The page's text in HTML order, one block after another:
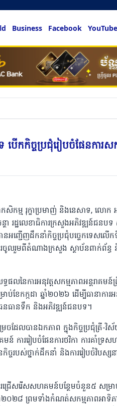
Business Facebook YouTube
កកិច្ចប្រជុំរៀបចំផែនការស
ម្ម រុក្ខាប្រមាញ់ និងនេសាទ, លោក អ
ឋលេខាធិការក្រសួងអភិវឌ្ឍន៍ជនបទ ស
អញ្ជើញដឹកនាំកិច្ចប្រជុំបច្ចេកទេសលើ
រួមពីតំណាងក្រសួង ស្ថាប័នពាក់ព័ន្ធ និ
ផលនៃការអនុវត្តសកម្មភាពអន្តរាគម
ខែកក្កដា ឆ្នាំ២០២៦ ដើម្បីធានាការ
នធានទឹក និងអភិវឌ្ឍន៍ជនបទ។
ចដែលបានឯកភាព ក្នុងកិច្ចប្រជុំត្រី-វិស័
គមន៍ ការរៀបចំផែនការថវិកា ការគាំ
ចរបស់ថ្នាក់ដឹកនាំ និងការរៀបចំវិបស្
រើសរើសសហគមន៍បន្ថែមចំនួន៥ សម្រាប់
០២៨ ព្រមទាំងកំណត់សកម្មភាពអា